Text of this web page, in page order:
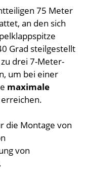
75 Meter
an den sich
Grad steilgestellt
drei 7-Meter-
um bei einer
maximale
die Montage von
von